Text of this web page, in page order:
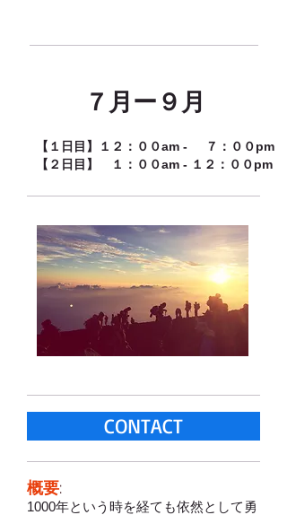
７月ー９月
【１日目】１２：００am - ７：００pm
【２日目】 １：００am - １２：００pm
CONTACT
概要:
1000年という時を経ても依然として勇